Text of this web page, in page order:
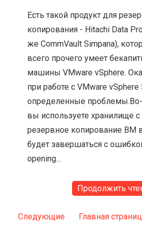
Есть такой продукт для
копирования - Hitachi Data
же CommVault Simpana),
всего прочего умеет
машины VMware vSphere.
при работе с VMware vSphere
определенные
вы используете хранилище с
резервное копирование ВМ
будет завершаться с
opening...
Продолжить
Следующие Главная